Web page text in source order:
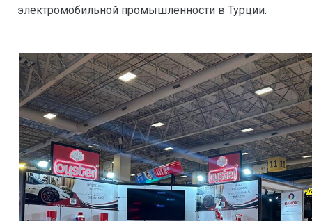
электромобильной промышленности в Турции.